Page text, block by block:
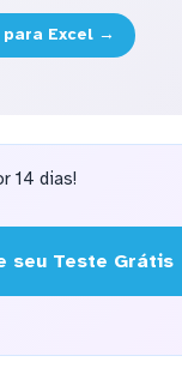
para Excel →
14 dias!
seu Teste Grátis